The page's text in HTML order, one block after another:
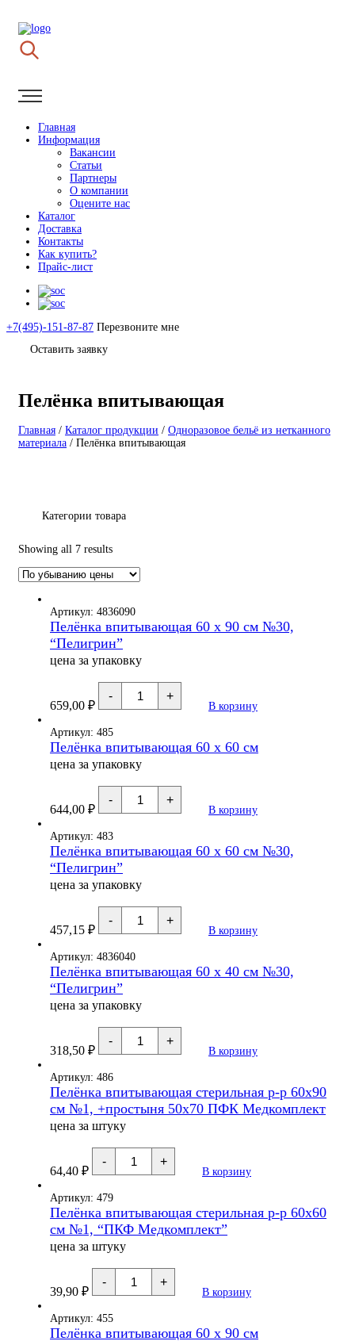
Главная
Информация
Вакансии
Статьи
Партнеры
О компании
Оцените нас
Каталог
Доставка
Контакты
Как купить?
Прайс-лист
+7(495)-151-87-87 Перезвоните мне
Оставить заявку
Пелёнка впитывающая
Главная / Каталог продукции / Одноразовое бельё из нетканного
материала / Пелёнка впитывающая
Категории товара
Showing all 7 results
Артикул: 4836090
Пелёнка впитывающая 60 х 90 см №30,
“Пелигрин”
цена за упаковку
659,00 ₽
-
Количество
товара
Пелёнка
90
см
"Пелигрин"
+
В корзину
Артикул: 485
Пелёнка впитывающая 60 х 60 см
цена за упаковку
644,00 ₽
-
Количество
товара
Пелёнка
60
см
+
В корзину
Артикул: 483
Пелёнка впитывающая 60 х 60 см №30,
“Пелигрин”
цена за упаковку
457,15 ₽
-
Количество
товара
Пелёнка
60
60
см
"Пелигрин"
+
В корзину
Артикул: 4836040
Пелёнка впитывающая 60 х 40 см №30,
“Пелигрин”
цена за упаковку
318,50 ₽
-
Количество
товара
Пелёнка
40
см
"Пелигрин"
+
В корзину
Артикул: 486
Пелёнка впитывающая стерильная р-р 60х90
см №1, +простыня 50х70 ПФК Медкомплект
цена за штуку
64,40 ₽
-
Количество
товара
Пелёнка
р
60х90
№1,
ПФК
Медкомплект
+
В корзину
Артикул: 479
Пелёнка впитывающая стерильная р-р 60х60
см №1, “ПКФ Медкомплект”
цена за штуку
39,90 ₽
-
Количество
товара
Пелёнка
+
В корзину
Артикул: 455
Пелёнка впитывающая 60 х 90 см